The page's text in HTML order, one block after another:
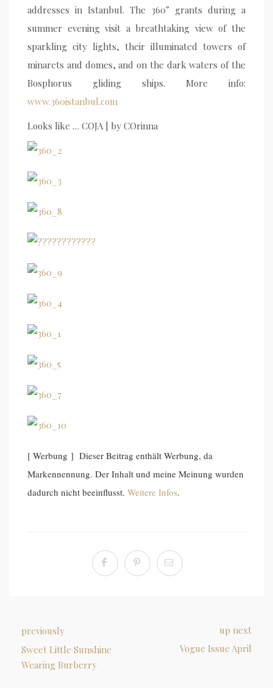
addresses in Istanbul. The 360​​° grants during a
summer evening visit a breathtaking view of the
sparkling city lights, their illuminated towers of
minarets and domes, and on the dark waters of the
Bosphorus gliding ships. More info:
www.360istanbul.com
Looks like … COJA | by COrinna
[ Werbung ] Dieser Beitrag enthält Werbung, da
Markennennung. Der Inhalt und meine Meinung wurden
dadurch nicht beeinflusst. Weitere Infos.
previously
Sweet Little Sunshine
Wearing Burberry
up next
Vogue Issue April